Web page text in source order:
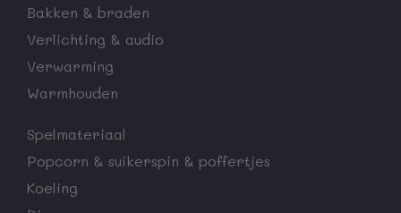
Bakken & braden
Verlichting & audio
Verwarming
Warmhouden
Spelmateriaal
Popcorn & suikerspin & poffertjes
Koeling